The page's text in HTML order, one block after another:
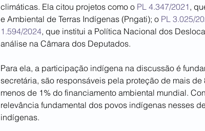
climáticas. Ela citou projetos como o PL 4.347/2021 ,
e Ambiental de Terras Indígenas (Pngati); o PL 3.025/
1.594/2024, que institui a Política Nacional dos
análise na Câmara dos Deputados.
Para ela, a participação indígena na discussão é
secretária, são responsáveis pela proteção de mais
menos de 1% do financiamento ambiental mundial.
relevância fundamental dos povos indígenas nesses
indígenas.